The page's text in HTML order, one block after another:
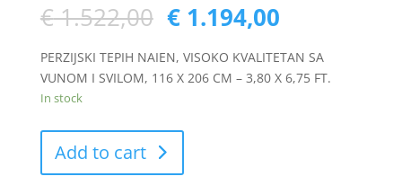
€1.522,00 €1.194,00
PERZIJSKI TEPIH NAIEN, VISOKO KVALITETAN SA
VUNOM I SVILOM, 116 X 206 CM – 3,80 X 6,75 FT.
In stock
Add to cart